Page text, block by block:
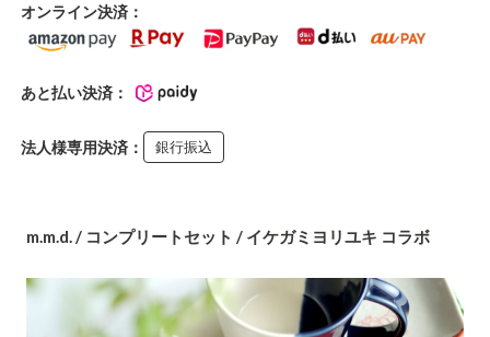
オンライン決済：
あと払い決済：
法人様専用決済： 銀行振込
m.m.d. / コンプリートセット / イケガミヨリユキ コラボ